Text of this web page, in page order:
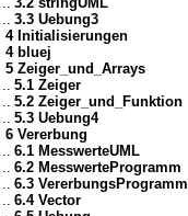
.. 3.3 Uebung3
4 Initialisierungen
4 bluej
5 Zeiger_und_Arrays
.. 5.1 Zeiger
.. 5.2 Zeiger_und_Funktion
.. 5.3 Uebung4
6 Vererbung
.. 6.1 MesswerteUML
.. 6.2 MesswerteProgramm
.. 6.3 VererbungsProgramm
.. 6.4 Vector